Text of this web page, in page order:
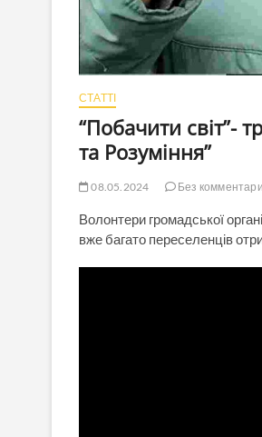
СТАТТІ
“Побачити світ”-
та Розуміння”
08.05.2024 Без
Волонтери громадської
вже багато переселенців